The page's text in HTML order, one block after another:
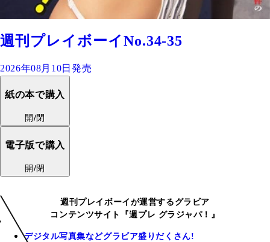
週刊プレイボーイNo.34-35
2026年08月10日発売
紙の本で購入
開/閉
電子版で購入
開/閉
週刊プレイボーイが運営するグラビア
コンテンツサイト『週プレ グラジャパ！』
デジタル写真集などグラビア盛りだくさん!